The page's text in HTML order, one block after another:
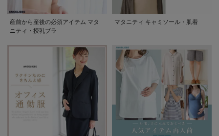
産前から産後の必須アイテム マタ
ニティ・授乳ブラ
マタニティ キャミソール・肌着